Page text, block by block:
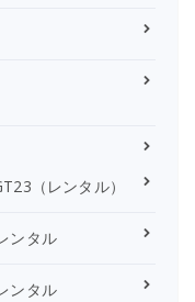
（レンタル）
ンタル
ンタル